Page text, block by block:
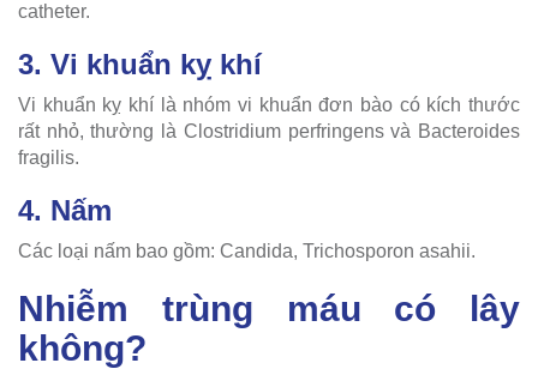
catheter.
3. Vi khuẩn kỵ khí
Vi khuẩn kỵ khí là nhóm vi khuẩn đơn bào có kích thước
rất nhỏ, thường là Clostridium perfringens và Bacteroides
fragilis.
4. Nấm
Các loại nấm bao gồm: Candida, Trichosporon asahii.
Nhiễm trùng máu có lây
không?